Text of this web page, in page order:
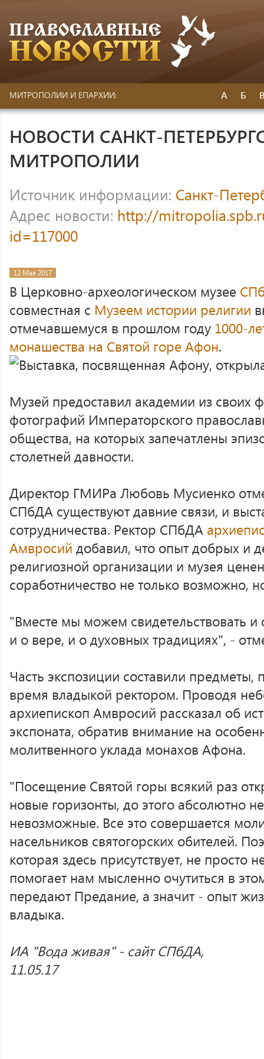
МИТРОПОЛИИ И ЕПАРХИИ: А Б
НОВОСТИ САНКТ-
МИТРОПОЛИИ
Источник информации: Санкт-
Адрес новости: http://
id=117000
12 Мая 2017
В Церковно-археологическом музее
совместная с Музеем истории религии
отмечавшемуся в прошлом году 1000-
монашества на Святой горе Афон.
Музей предоставил академии из своих
фотографий Императорского
общества, на которых запечатлены
столетней давности.
Директор ГМИРа Любовь Мусиенко
СПбДА существуют давние связи, и
сотрудничества. Ректор СПбДА
Амвросий добавил, что опыт добрых и
религиозной организации и музея
соработничество не только возможно,
"Вместе мы можем свидетельствовать и
и о вере, и о духовных традициях", -
Часть экспозиции составили
время владыкой ректором. Проводя
архиепископ Амвросий рассказал об
экспоната, обратив внимание на
молитвенного уклада монахов Афона.
"Посещение Святой горы всякий раз
новые горизонты, до этого абсолютно
невозможные. Все это совершается
насельников святогорских обителей.
которая здесь присутствует, не
помогает нам мысленно очутиться в
передают Предание, а значит - опыт
владыка.
ИА "Вода живая" - сайт СПбДА,
11.05.17